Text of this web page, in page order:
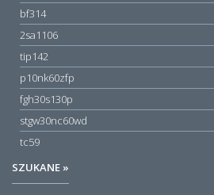
bf314
2sa1106
tip142
p10nk60zfp
fgh30s130p
stgw30nc60wd
tc59
SZUKANE »